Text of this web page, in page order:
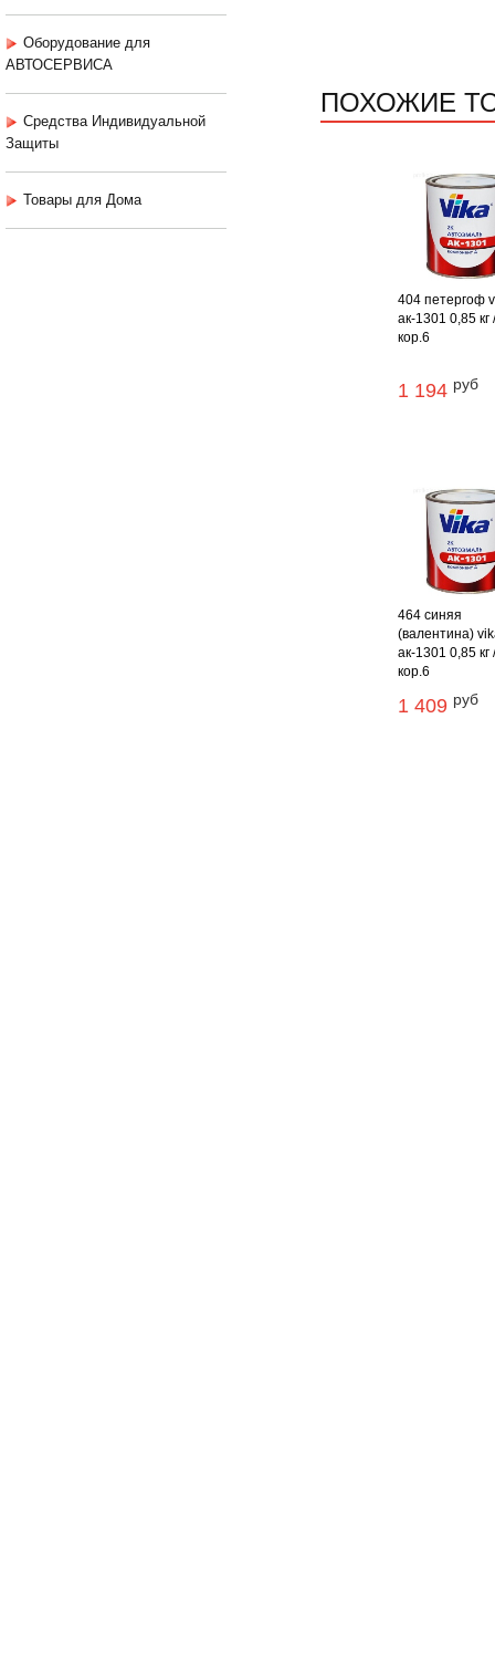
Оборудование для
АВТОСЕРВИСА
Средства Индивидуальной
Защиты
Товары для Дома
ПОХОЖИЕ
404 петергоф
ак-1301 0,85 кг
кор.6
1 194 руб
464 синяя
(валентина)
ак-1301 0,85 кг
кор.6
1 409 руб